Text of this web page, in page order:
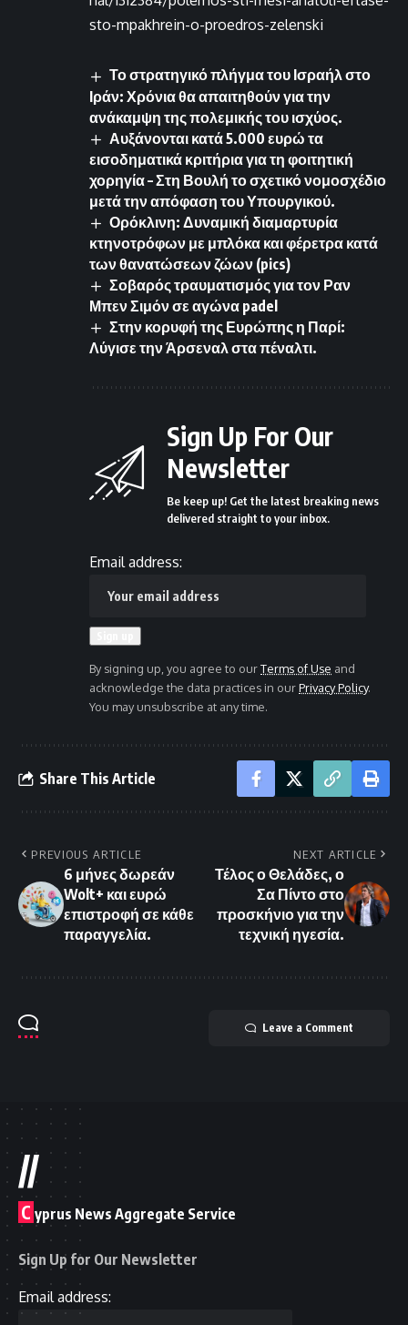
sto-mpakhrein-o-proedros-zelenski
Το στρατηγικό πλήγμα του Ισραήλ στο
Ιράν: Χρόνια θα απαιτηθούν για την
ανάκαμψη της πολεμικής του ισχύος.
Αυξάνονται κατά 5.000 ευρώ τα
εισοδηματικά κριτήρια για τη φοιτητική
χορηγία – Στη Βουλή το σχετικό νομοσχέδιο
μετά την απόφαση του Υπουργικού.
Ορόκλινη: Δυναμική διαμαρτυρία
κτηνοτρόφων με μπλόκα και φέρετρα κατά
των θανατώσεων ζώων (pics)
Σοβαρός τραυματισμός για τον Ραν
Μπεν Σιμόν σε αγώνα padel
Στην κορυφή της Ευρώπης η Παρί:
Λύγισε την Άρσεναλ στα πέναλτι.
Sign Up For Our
Newsletter
Be keep up! Get the latest breaking news
delivered straight to your inbox.
Email address:
By signing up, you agree to ourTerms of Use and
acknowledge the data practices in ourPrivacy Policy.
You may unsubscribe at any time.
Share This Article
PREVIOUS ARTICLE
6 μήνες δωρεάν
Wolt+ και ευρώ
επιστροφή σε κάθε
παραγγελία.
NEXT ARTICLE
Τέλος ο Θελάδες, ο
Σα Πίντο στο
προσκήνιο για την
τεχνική ηγεσία.
Leave a Comment
//
C yprus News Aggregate Service
Sign Up for Our Newsletter
Email address: